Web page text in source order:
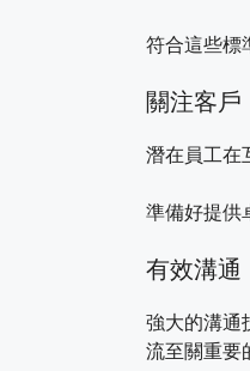
符合這些標
關注客戶
潛在員工在
準備好提供
有效溝通
強大的溝通
流至關重要